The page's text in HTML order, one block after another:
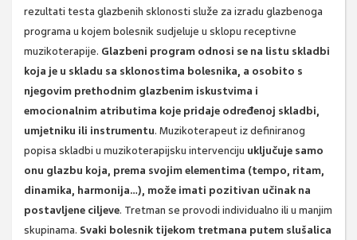
rezultati testa glazbenih sklonosti služe za izradu glazbenoga
programa u kojem bolesnik sudjeluje u sklopu receptivne
muzikoterapije. Glazbeni program odnosi se na listu skladbi
koja je u skladu sa sklonostima bolesnika, a osobito s
njegovim prethodnim glazbenim iskustvima i
emocionalnim atributima koje pridaje određenoj skladbi,
umjetniku ili instrumentu. Muzikoterapeut iz definiranog
popisa skladbi u muzikoterapijsku intervenciju uključuje samo
onu glazbu koja, prema svojim elementima (tempo, ritam,
dinamika, harmonija…), može imati pozitivan učinak na
postavljene ciljeve. Tretman se provodi individualno ili u manjim
skupinama. Svaki bolesnik tijekom tretmana putem slušalica